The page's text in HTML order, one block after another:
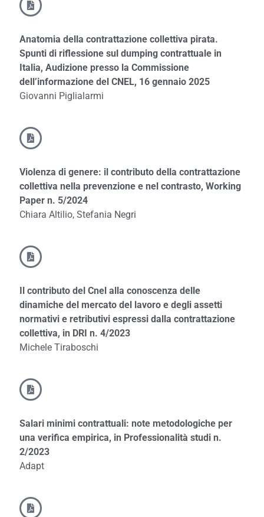
Anatomia della contrattazione collettiva pirata.
Spunti di riflessione sul dumping contrattuale in
Italia, Audizione presso la Commissione
dell’informazione del CNEL, 16 gennaio 2025
Giovanni Piglialarmi
Violenza di genere: il contributo della contrattazione
collettiva nella prevenzione e nel contrasto, Working
Paper n. 5/2024
Chiara Altilio, Stefania Negri
Il contributo del Cnel alla conoscenza delle
dinamiche del mercato del lavoro e degli assetti
normativi e retributivi espressi dalla contrattazione
collettiva, in DRI n. 4/2023
Michele Tiraboschi
Salari minimi contrattuali: note metodologiche per
una verifica empirica, in Professionalità studi n.
2/2023
Adapt